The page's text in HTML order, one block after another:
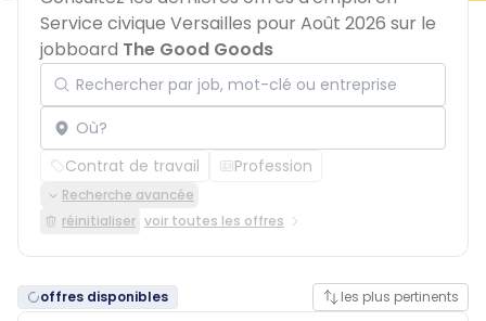
Service civique Versailles pour Août 2026 sur le
jobboard The Good Goods
Rechercher par job, mot-clé ou entreprise
Localisation
Contrat de travail Profession
Recherche avancée
réinitialiser voir toutes les offres
offres disponibles les plus pertinents